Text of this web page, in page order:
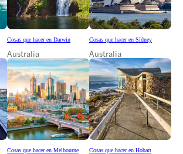
Cosas que hacer en Darwin
Australia
Cosas que hacer en Sídney
Australia
Cosas que hacer en Melbourne Cosas que hacer en Hobart